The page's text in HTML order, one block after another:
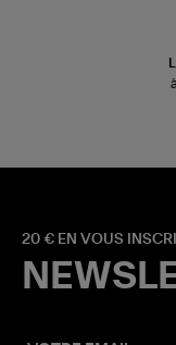
20 € EN VOUS